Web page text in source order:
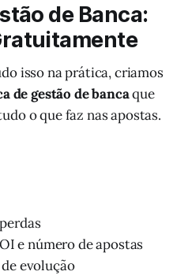
de Banca:
isso na prática, criamos
de gestão de bancaque
o que faz nas apostas.
e número de apostas
evolução